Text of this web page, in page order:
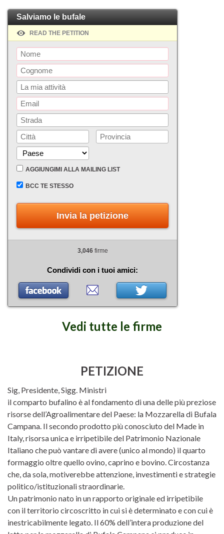
Salviamo le bufale
READ THE PETITION
AGGIUNGIMI ALLA MAILING LIST
BCC TE STESSO
Invia la petizione
3,046firme
Condividi con i tuoi amici:
Vedi tutte le firme
PETIZIONE
Sig, Presidente, Sigg. Ministri
il comparto bufalino è al fondamento di una delle più preziose
risorse dell’Agroalimentare del Paese: la Mozzarella di Bufala
Campana. Il secondo prodotto più conosciuto del Made in
Italy, risorsa unica e irripetibile del Patrimonio Nazionale
Italiano che può vantare di avere (unico al mondo) il quarto
formaggio oltre quello ovino, caprino e bovino. Circostanza
che, da sola, motiverebbe attenzione, investimenti e strategie
politico/istituzionali straordinarie.
Un patrimonio nato in un rapporto originale ed irripetibile
con il territorio circoscritto in cui si è determinato e con cui è
inestricabilmente legato. Il 60% dell’intera produzione del